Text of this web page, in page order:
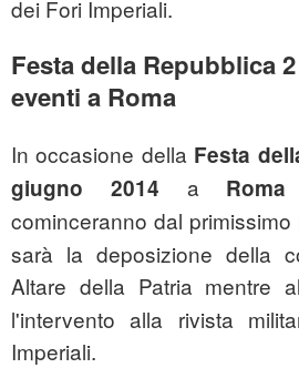
dei Fori Imperiali.
Festa della Repubblica
eventi a Roma
In occasione della Festa
giugno 2014 a Roma
cominceranno dal
sarà la deposizione della
Altare della Patria mentre
l'intervento alla rivista
Imperiali.